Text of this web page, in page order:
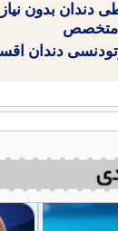
دندان بدون
متخصص
ارتودنسی دندان